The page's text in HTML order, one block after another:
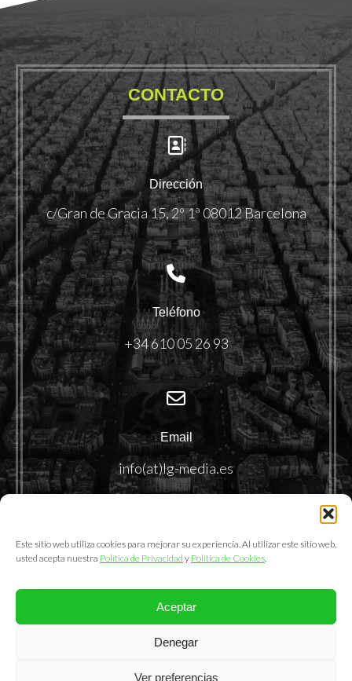
Este sitio web utiliza cookies para mejorar su experiencia. Al utilizar este sitio web,
usted acepta nuestra Política de Privacidad y Política de Cookies.
Aceptar
Denegar
Ver preferencias
CONTACTO
Dirección
c/Gran de Gracia 15, 2º 1ª 08012 Barcelona
Teléfono
+34 610 05 26 93
Email
info(at)lg-media.es
@2025. LemonGrass Communications S.L.